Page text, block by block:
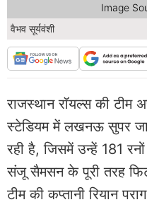
वैभव सूर्यवंशी
Image
राजस्थान रॉयल्स की टीम
स्टेडियम में लखनऊ सुपर
रही है, जिसमें उन्हें 181
संजू सैमसन के पूरी तरह
टीम की कप्तानी रियान